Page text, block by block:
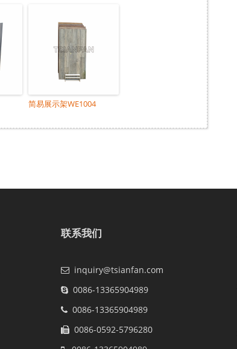
简易展示架WE1004
联系我们
inquiry@tsianfan.com
0086-13365904989
0086-13365904989
0086-0592-5796280